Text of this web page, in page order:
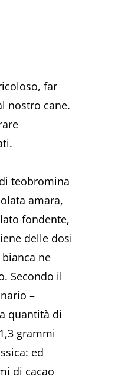
far
nostro cane.
teobromina
amara,
fondente,
delle dosi
ne
Secondo il
–
quantità di
grammi
ed
di cacao